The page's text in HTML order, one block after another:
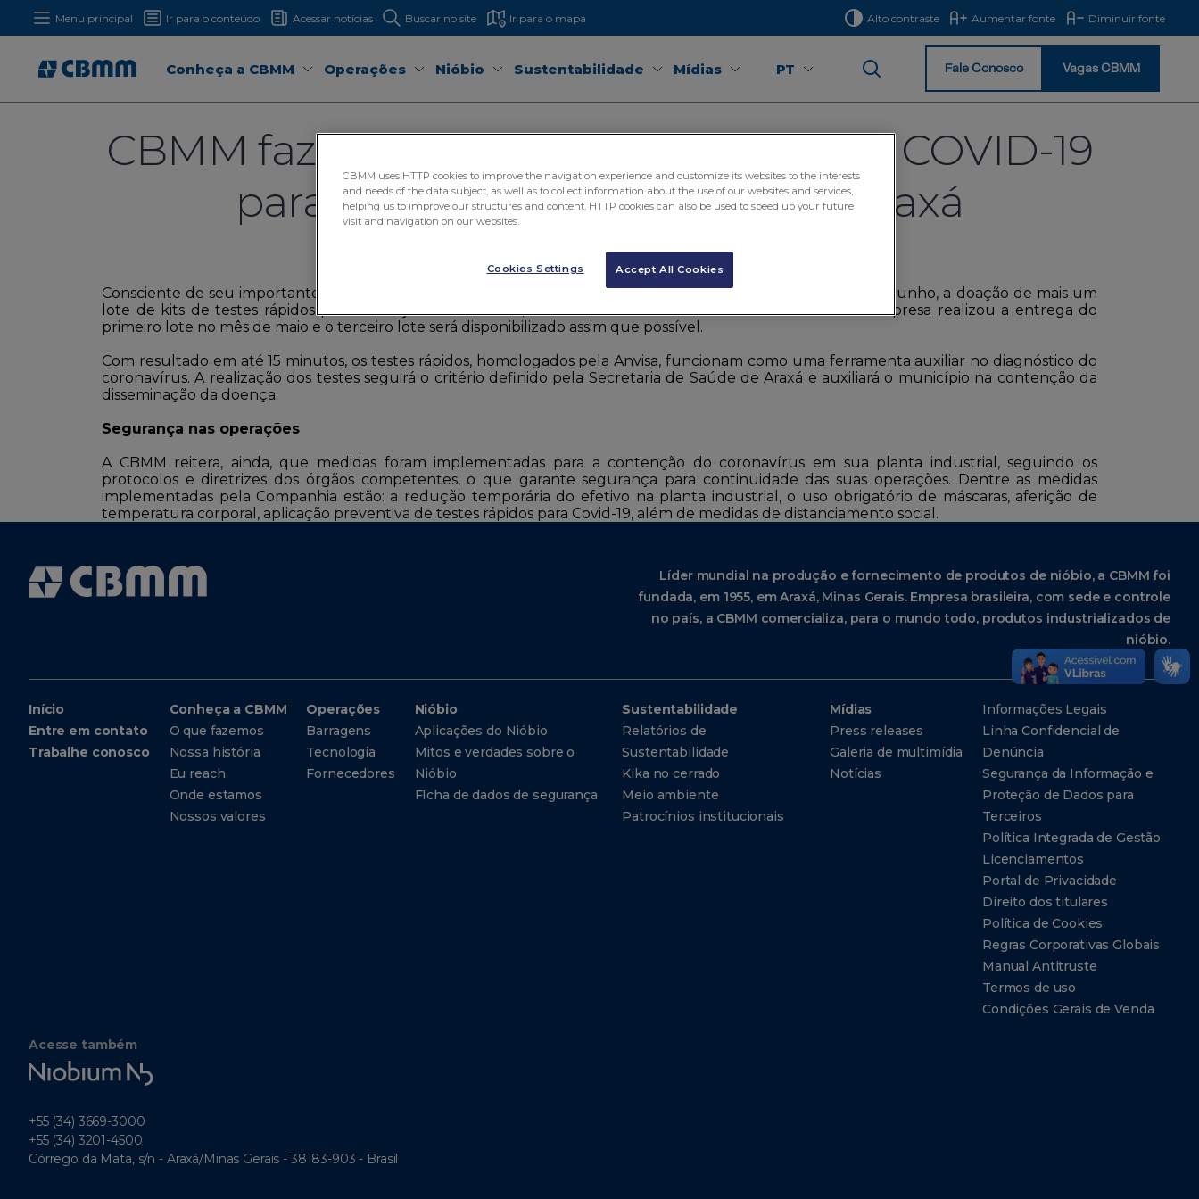
Menu principal Ir para o conteúdo Acessar notícias Buscar no site Ir para o mapa Alto contraste Aumentar fonte Diminuir fonte
Conheça a CBMM Operações Nióbio Sustentabilidade Mídias PT Início Fale Conosco Vagas CBMM
CBMM faz doação de testes rápidos de COVID-19
para a Secretaria de Saúde de Araxá
Consciente de seu importante papel no combate ao coronavírus, a CBMM realizou nesta segunda-feira, 1º de junho, a doação de mais um
lote de kits de testes rápidos para detecção da COVID-19, destinados à Secretaria de Saúde de Araxá. A empresa realizou a entrega do
primeiro lote no mês de maio e o terceiro lote será disponibilizado assim que possível.
Com resultado em até 15 minutos, os testes rápidos, homologados pela Anvisa, funcionam como uma ferramenta auxiliar no diagnóstico do
coronavírus. A realização dos testes seguirá o critério definido pela Secretaria de Saúde de Araxá e auxiliará o município na contenção da
disseminação da doença.
Segurança nas operações
A CBMM reitera, ainda, que medidas foram implementadas para a contenção do coronavírus em sua planta industrial, seguindo os
protocolos e diretrizes dos órgãos competentes, o que garante segurança para continuidade das suas operações. Dentre as medidas
implementadas pela Companhia estão: a redução temporária do efetivo na planta industrial, o uso obrigatório de máscaras, aferição de
temperatura corporal, aplicação preventiva de testes rápidos para Covid-19, além de medidas de distanciamento social.
Líder mundial na produção e fornecimento de produtos de nióbio, a CBMM foi
fundada, em 1955, em Araxá, Minas Gerais. Empresa brasileira, com sede e controle
no país, a CBMM comercializa, para o mundo todo, produtos industrializados de
nióbio.
Início
Entre em contato
Trabalhe conosco
Conheça a CBMM
O que fazemos
Nossa história
Eu reach
Onde estamos
Nossos valores
Operações
Barragens
Tecnologia
Fornecedores
Nióbio
Aplicações do Nióbio
Mitos e verdades sobre o
Nióbio
FIcha de dados de segurança
Sustentabilidade
Relatórios de
Sustentabilidade
Kika no cerrado
Meio ambiente
Patrocínios institucionais
Mídias
Press releases
Galeria de multimídia
Notícias
Informações Legais
Linha Confidencial de
Denúncia
Segurança da Informação e
Proteção de Dados para
Terceiros
Política Integrada de Gestão
Licenciamentos
Portal de Privacidade
Direito dos titulares
Política de Cookies
Regras Corporativas Globais
Manual Antitruste
Termos de uso
Condições Gerais de Venda
Acesse também
Niobium
Tech
+55 (34) 3669-3000
+55 (34) 3201-4500
Córrego da Mata, s/n - Araxá/Minas Gerais - 38183-903 - Brasil
CBMM uses HTTP cookies to improve the navigation experience and customize its websites to the interests
and needs of the data subject, as well as to collect information about the use of our websites and services,
helping us to improve our structures and content. HTTP cookies can also be used to speed up your future
visit and navigation on our websites.
Accept All Cookies
Cookies Settings